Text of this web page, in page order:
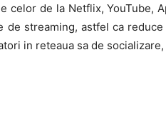
celor de la Netflix, YouTube,
streaming, astfel ca
in reteaua sa de socializare,